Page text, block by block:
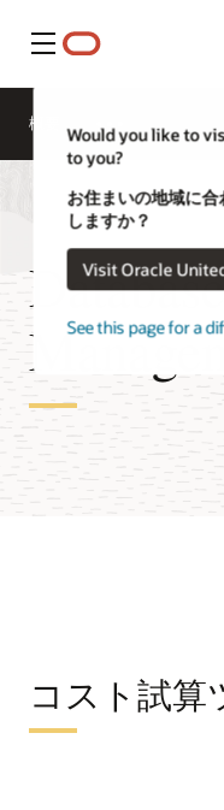
メニュー
Would you like to
to you?
お住まいの地域に
しますか？
Visit Oracle
See this page for a
概要
Database
コスト試算